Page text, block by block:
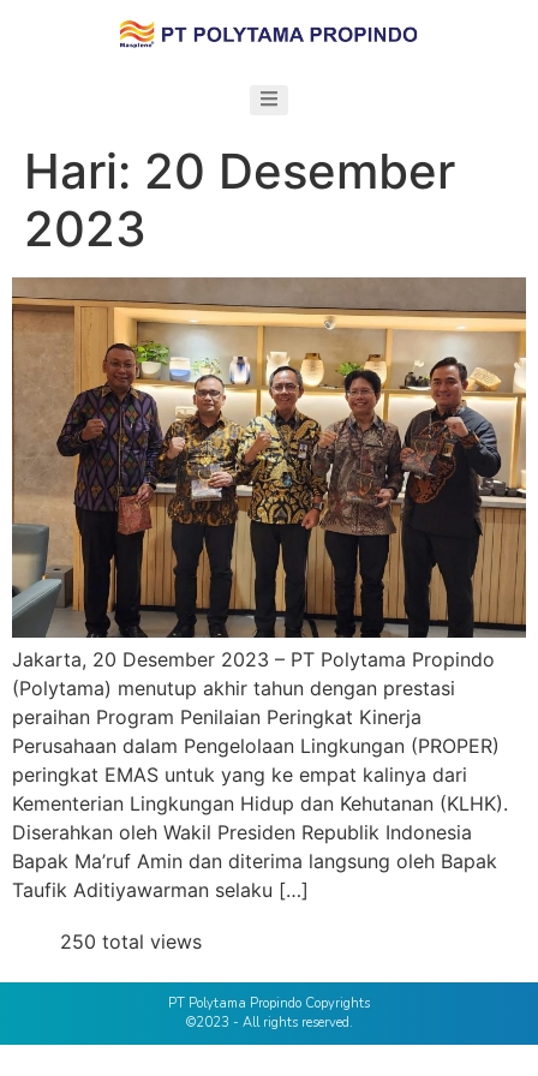
Hari: 20 Desember
2023
Jakarta, 20 Desember 2023 – PT Polytama Propindo
(Polytama) menutup akhir tahun dengan prestasi
peraihan Program Penilaian Peringkat Kinerja
Perusahaan dalam Pengelolaan Lingkungan (PROPER)
peringkat EMAS untuk yang ke empat kalinya dari
Kementerian Lingkungan Hidup dan Kehutanan (KLHK).
Diserahkan oleh Wakil Presiden Republik Indonesia
Bapak Ma’ruf Amin dan diterima langsung oleh Bapak
Taufik Aditiyawarman selaku […]
250 total views
PT Polytama Propindo Copyrights
©2023 - All rights reserved.